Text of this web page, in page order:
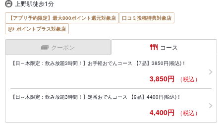
上野駅徒歩1分
【アプリ予約限定】最大800ポイント還元対象店
口コミ投稿特典対象店
ポイントプラス対象店
クーポン コース
【日～木限定：飲み放題3時間！】お手軽おでんコース 【7品】3850円(税込)！
3,850円 （税込）
【日～木限定：飲み放題3時間！】定番おでんコース 【9品】4400円(税込)！
4,400円 （税込）